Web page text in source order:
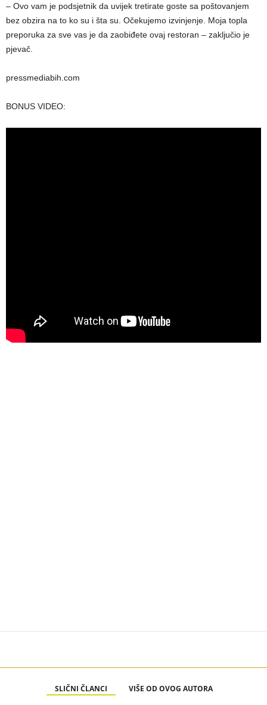
– Ovo vam je podsjetnik da uvijek tretirate goste sa poštovanjem
bez obzira na to ko su i šta su. Očekujemo izvinjenje. Moja topla
preporuka za sve vas je da zaobiđete ovaj restoran – zaključio je
pjevač.
pressmediabih.com
BONUS VIDEO:
SLIČNI ČLANCI VIŠE OD OVOG AUTORA